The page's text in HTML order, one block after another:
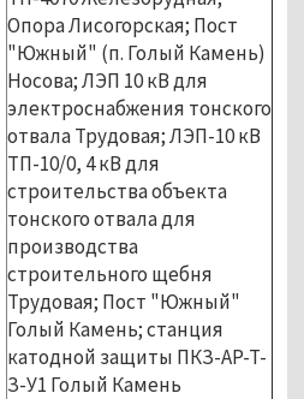
Опора Лисогорская; Пост
"Южный" (п. Голый Камень)
Носова; ЛЭП 10 кВ для
электроснабжения тонского
отвала Трудовая; ЛЭП-10 кВ
ТП-10/0, 4 кВ для
строительства объекта
тонского отвала для
производства
строительного щебня
Трудовая; Пост "Южный"
Голый Камень; станция
катодной защиты ПКЗ-АР-Т-
З-У1 Голый Камень